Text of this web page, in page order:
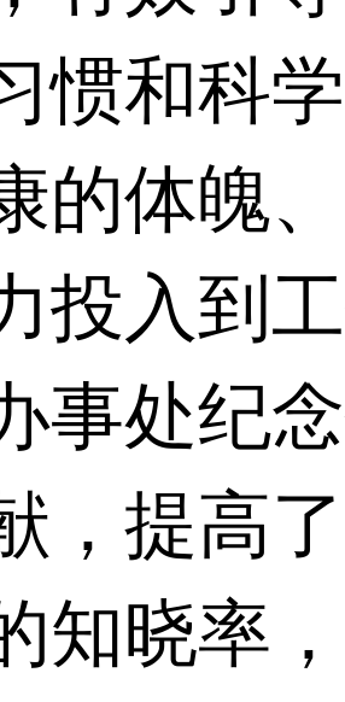
惯和科
的体魄
投入到
事处纪
，提高
知晓率